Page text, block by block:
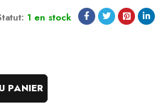
1 en stock
PANIER